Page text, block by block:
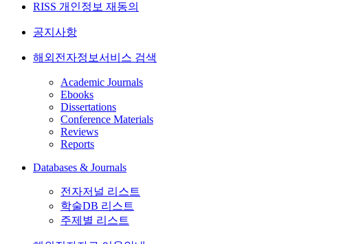
RISS 개인정보 재동의
공지사항
해외전자정보서비스 검색
Academic Journals
Ebooks
Dissertations
Conference Materials
Reviews
Reports
Databases & Journals
전자저널 리스트
학술DB 리스트
주제별 리스트